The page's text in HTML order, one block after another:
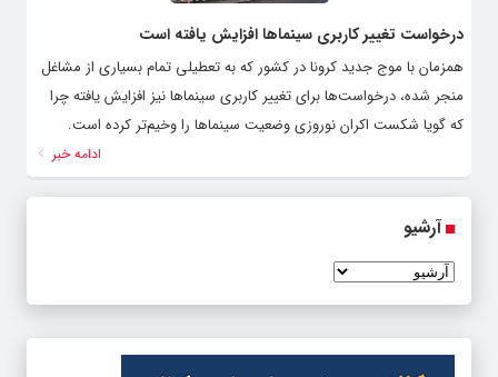
درخواست‌ تغییر کاربری سینماها افزایش یافته است
همزمان با موج جدید کرونا در کشور که به تعطیلی تمام بسیاری از مشاغل
منجر شده، درخواست‌ها برای تغییر کاربری سینماها نیز افزایش یافته چرا
که گویا شکست اکران نوروزی وضعیت سینماها را وخیم‌تر کرده است.
ادامه خبر
آرشیو